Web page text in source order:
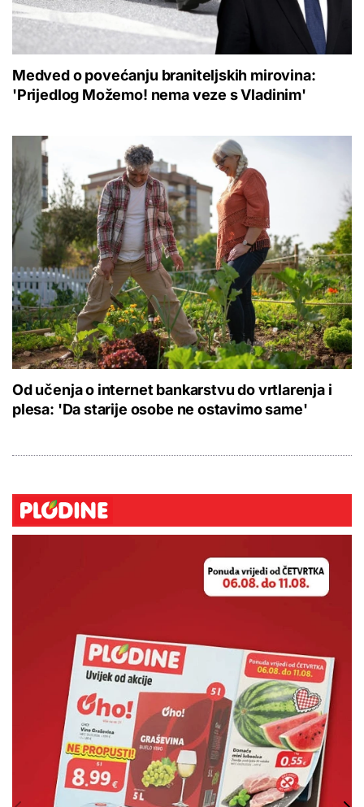
Medved o povećanju braniteljskih mirovina:
'Prijedlog Možemo! nema veze s Vladinim'
Od učenja o internet bankarstvu do vrtlarenja i
plesa: 'Da starije osobe ne ostavimo same'